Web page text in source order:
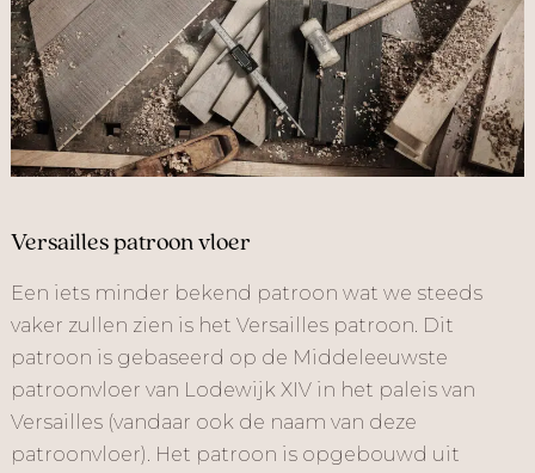
Versailles patroon vloer
Een iets minder bekend patroon wat we steeds
vaker zullen zien is het Versailles patroon. Dit
patroon is gebaseerd op de Middeleeuwste
patroonvloer van Lodewijk XIV in het paleis van
Versailles (vandaar ook de naam van deze
patroonvloer). Het patroon is opgebouwd uit